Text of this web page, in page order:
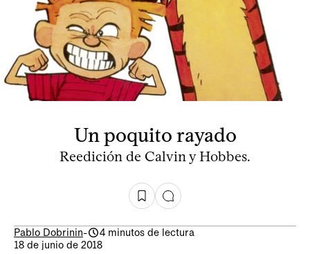
Un poquito rayado
Reedición de Calvin y Hobbes.
Pablo Dobrinin-
4 minutos de lectura
18 de junio de 2018